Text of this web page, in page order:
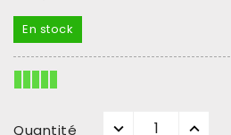
En stock
Quantité